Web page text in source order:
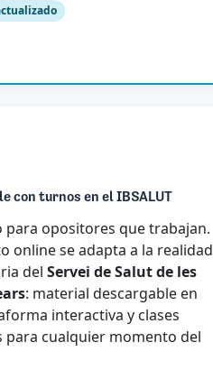
con turnos en el IBSALUT
para opositores que trabajan.
online se adapta a la realidad
del Servei de Salut de les
: material descargable en
interactiva y clases
para cualquier momento del